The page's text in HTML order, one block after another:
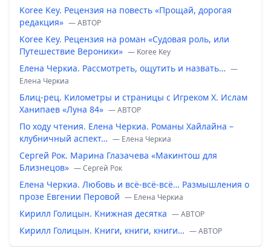
Koree Key. Рецензия на повесть «Прощай, дорогая
редакция» — ABTOP
Koree Key. Рецензия на роман «Судовая роль, или
Путешествие Вероники» — Koree Key
Елена Черкиа. Рассмотреть, ощутить и назвать… —
Елена Черкиа
Блиц-рец. Километры и страницы с Игреком Х. Ислам
Ханипаев «Луна 84» — ABTOP
По ходу чтения. Елена Черкиа. Романы Хайлайна –
клубничный аспект… — Елена Черкиа
Сергей Рок. Марина Глазачева «Макинтош для
Близнецов» — Сергей Рок
Елена Черкиа. Любовь и всё-всё-всё… Размышления о
прозе Евгении Перовой — Елена Черкиа
Кирилл Голицын. Книжная десятка — ABTOP
Кирилл Голицын. Книги, книги, книги… — ABTOP